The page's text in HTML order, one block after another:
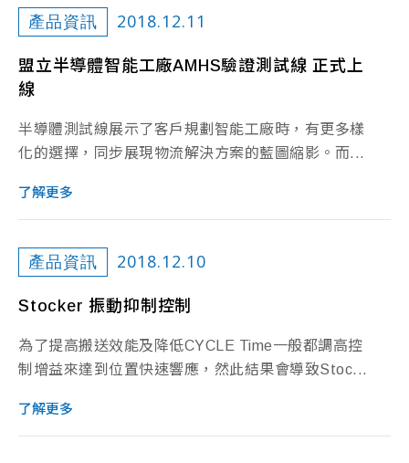
產品資訊 2018.12.11
盟立半導體智能工廠AMHS驗證測試線 正式上
線
半導體測試線展示了客戶規劃智能工廠時，有更多樣
化的選擇，同步展現物流解決方案的藍圖縮影。而...
了解更多
產品資訊 2018.12.10
Stocker 振動抑制控制
為了提高搬送效能及降低CYCLE Time一般都調高控
制增益來達到位置快速響應，然此結果會導致Stoc...
了解更多